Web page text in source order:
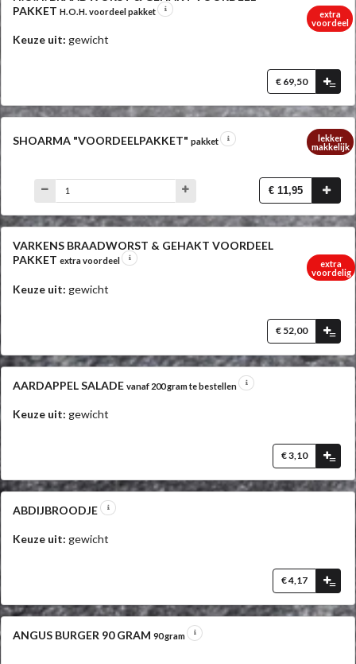
PAKKET H.O.H. voordeel pakket
Keuze uit: gewicht
extra
voordeel
€ 69,50 =
SHOARMA "VOORDEELPAKKET" pakket
lekker
makkelijk
€ 11,95
VARKENS BRAADWORST & GEHAKT VOORDEEL
PAKKET extra voordeel
Keuze uit: gewicht
extra
voordelig
€ 52,00 =
AARDAPPEL SALADE vanaf 200 gram te bestellen
Keuze uit: gewicht
€ 3,10 =
ABDIJBROODJE
Keuze uit: gewicht
€ 4,17 =
ANGUS BURGER 90 GRAM 90 gram